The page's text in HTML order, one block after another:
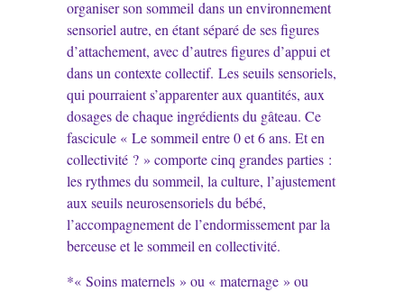
organiser son sommeil dans un environnement
sensoriel autre, en étant séparé de ses figures
d’attachement, avec d’autres figures d’appui et
dans un contexte collectif. Les seuils sensoriels,
qui pourraient s’apparenter aux quantités, aux
dosages de chaque ingrédients du gâteau. Ce
fascicule « Le sommeil entre 0 et 6 ans. Et en
collectivité ? » comporte cinq grandes parties :
les rythmes du sommeil, la culture, l’ajustement
aux seuils neurosensoriels du bébé,
l’accompagnement de l’endormissement par la
berceuse et le sommeil en collectivité.
*« Soins maternels » ou « maternage » ou